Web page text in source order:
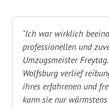
"Ich war wirklich
professionellen und
Umzugsmeister
Wolfsburg verlief
ihres erfahrenen und
kann sie nur